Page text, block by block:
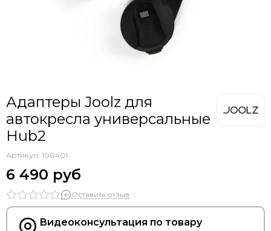
Адаптеры Joolz для
автокресла универсальные
Hub2
Артикул: 100401
6 490 руб
Оставить отзыв
Видеоконсультация по товару